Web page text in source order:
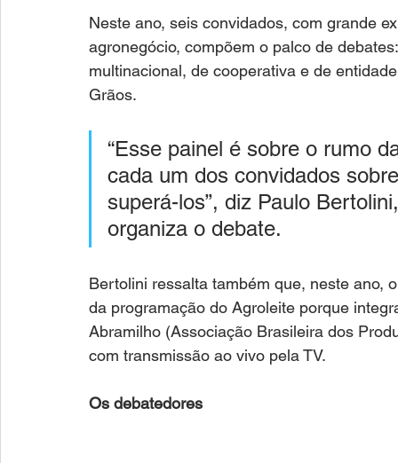
Neste ano, seis convidados, com grande
agronegócio, compõem o palco de
multinacional, de cooperativa e de
Grãos.
“Esse painel é sobre o rumo
cada um dos convidados
superá-los”, diz Paulo
organiza o debate.
Bertolini ressalta também que, neste ano,
da programação do Agroleite porque
Abramilho (Associação Brasileira dos
com transmissão ao vivo pela TV.
Os debatedores